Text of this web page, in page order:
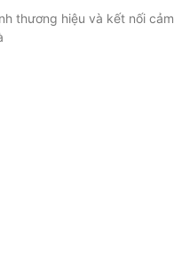
thương hiệu và kết nối cảm